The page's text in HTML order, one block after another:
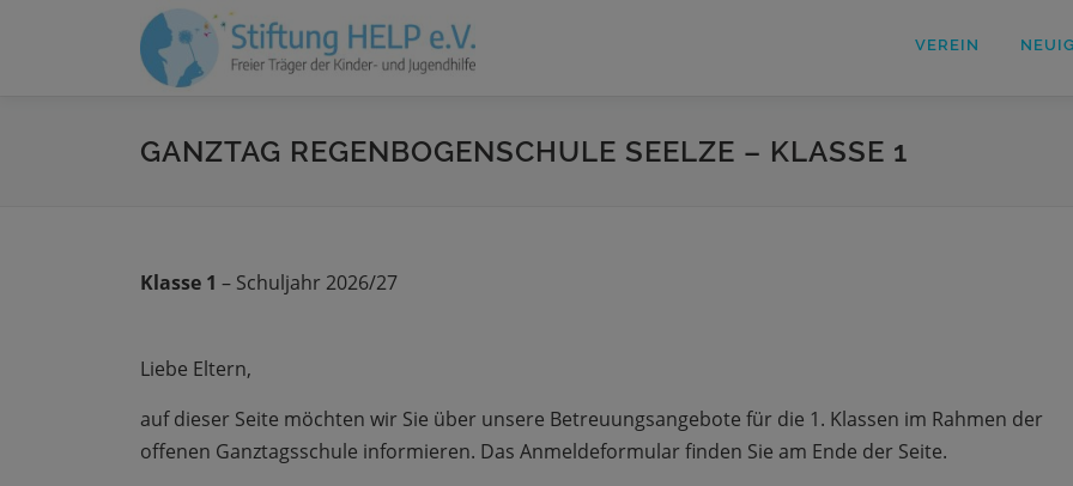
VEREIN
GANZTAG REGENBOGENSCHULE SEELZE – KLASSE 1
Klasse 1 – Schuljahr 2026/27
Liebe Eltern,
auf dieser Seite möchten wir Sie über unsere Betreuungsangebote für die 1. Klassen im Rahmen der
offenen Ganztagsschule informieren. Das Anmeldeformular finden Sie am Ende der Seite.